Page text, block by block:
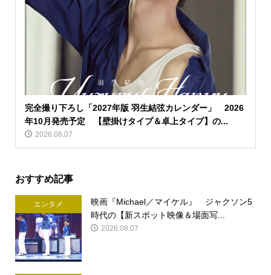
完全撮り下ろし「2027年版 羽生結弦カレンダー」 2026
年10月発売予定 【壁掛けタイプ＆卓上タイプ】の...
2026.08.07
おすすめ記事
エンタメ
映画『Michael／マイケル』 ジャクソン5
時代の【新スポット映像＆場面写...
2026.08.07